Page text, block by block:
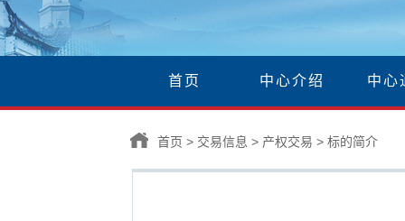
首页 中心介绍 中心
首页 > 交易信息 > 产权交易 > 标的简介